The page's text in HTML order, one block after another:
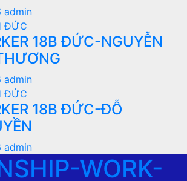
admin
ĐỨC
18B ĐỨC-NGUYỄN
admin
ĐỨC
18B ĐỨC-ĐỖ
admin
WORK-